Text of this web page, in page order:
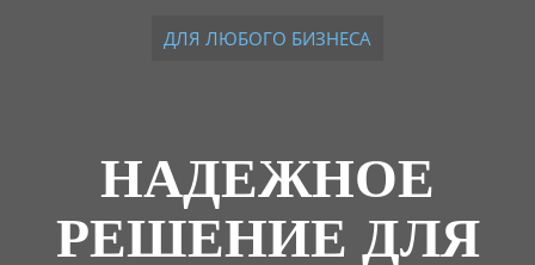
ДЛЯ ЛЮБОГО БИЗНЕСА
НАДЕЖНОЕ
РЕШЕНИЕ ДЛЯ